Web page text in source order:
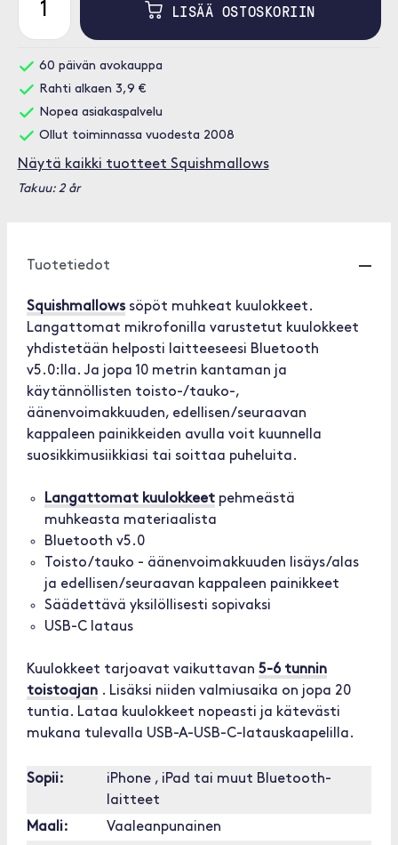
LISÄÄ OSTOSKORIIN
60 päivän avokauppa
Rahti alkaen 3,9 €
Nopea asiakaspalvelu
Ollut toiminnassa vuodesta 2008
Näytä kaikki tuotteet Squishmallows
Takuu: 2 år
Tuotetiedot
Squishmallowssöpöt muhkeat kuulokkeet.
Langattomat mikrofonilla varustetut kuulokkeet
yhdistetään helposti laitteeseesi Bluetooth
v5.0:lla. Ja jopa 10 metrin kantaman ja
käytännöllisten toisto-/tauko-,
äänenvoimakkuuden, edellisen/seuraavan
kappaleen painikkeiden avulla voit kuunnella
suosikkimusiikkiasi tai soittaa puheluita.
Langattomat kuulokkeet pehmeästä
muhkeasta materiaalista
Bluetooth v5.0
Toisto/tauko - äänenvoimakkuuden lisäys/alas
ja edellisen/seuraavan kappaleen painikkeet
Säädettävä yksilöllisesti sopivaksi
USB-C lataus
Kuulokkeet tarjoavat vaikuttavan 5-6 tunnin
toistoajan . Lisäksi niiden valmiusaika on jopa 20
tuntia. Lataa kuulokkeet nopeasti ja kätevästi
mukana tulevalla USB-A-USB-C-latauskaapelilla.
Sopii:
iPhone , iPad tai muut Bluetooth-
laitteet
Maali:
Vaaleanpunainen